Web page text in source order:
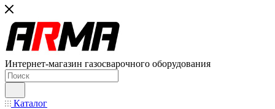
Интернет-магазин газосварочного оборудования
Каталог